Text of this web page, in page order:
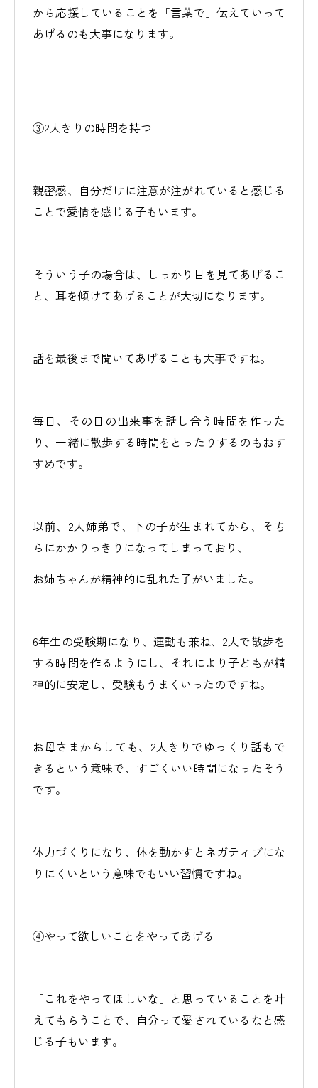
から応援していることを「言葉で」伝えていって
あげるのも大事になります。
③2人きりの時間を持つ
親密感、自分だけに注意が注がれていると感じる
ことで愛情を感じる子もいます。
そういう子の場合は、しっかり目を見てあげるこ
と、耳を傾けてあげることが大切になります。
話を最後まで聞いてあげることも大事ですね。
毎日、その日の出来事を話し合う時間を作った
り、一緒に散歩する時間をとったりするのもおす
すめです。
以前、2人姉弟で、下の子が生まれてから、そち
らにかかりっきりになってしまっており、
お姉ちゃんが精神的に乱れた子がいました。
6年生の受験期になり、運動も兼ね、2人で散歩を
する時間を作るようにし、それにより子どもが精
神的に安定し、受験もうまくいったのですね。
お母さまからしても、2人きりでゆっくり話もで
きるという意味で、すごくいい時間になったそう
です。
体力づくりになり、体を動かすとネガティブにな
りにくいという意味でもいい習慣ですね。
④やって欲しいことをやってあげる
「これをやってほしいな」と思っていることを叶
えてもらうことで、自分って愛されているなと感
じる子もいます。